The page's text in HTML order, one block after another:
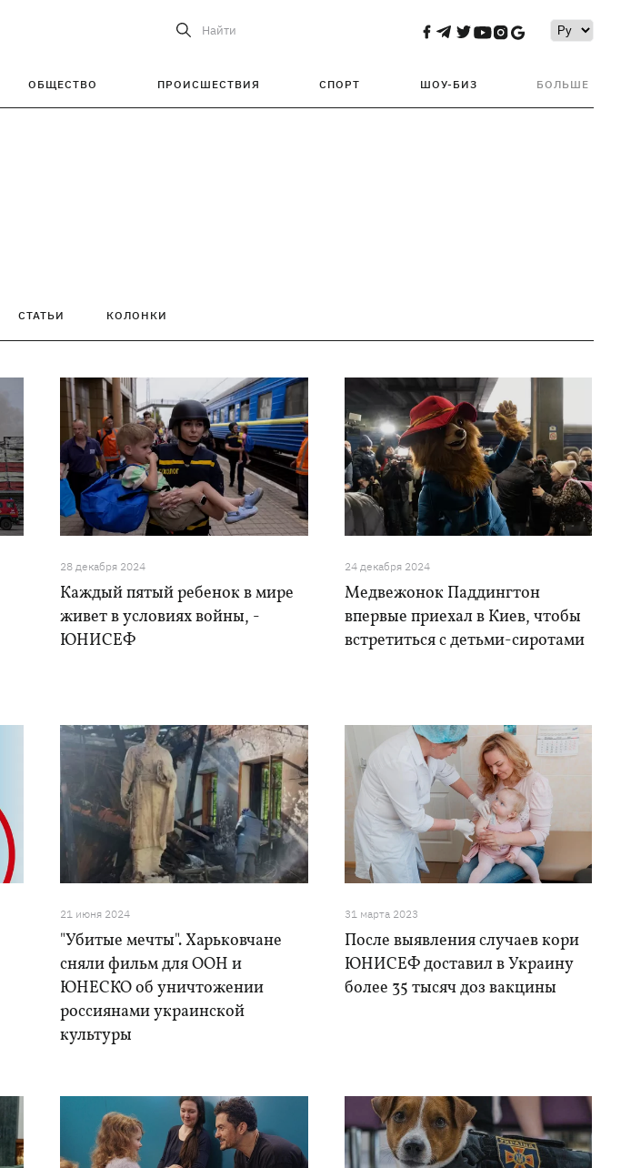
Найти
ОБЩЕСТВО ПРОИСШЕСТВИЯ СПОРТ ШОУ-БИЗ БОЛЬШЕ
СТАТЬИ КОЛОНКИ
28 декабря 2024
Каждый пятый ребенок в мире
живет в условиях войны, -
ЮНИСЕФ
24 декабря 2024
Медвежонок Паддингтон
впервые приехал в Киев, чтобы
встретиться с детьми-сиротами
21 июня 2024
"Убитые мечты". Харьковчане
сняли фильм для ООН и
ЮНЕСКО об уничтожении
россиянами украинской
культуры
31 марта 2023
После выявления случаев кори
ЮНИСЕФ доставил в Украину
более 35 тысяч доз вакцины